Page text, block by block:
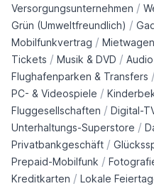
Versorgungsunternehmen /
Grün (Umweltfreundlich) /
Mobilfunkvertrag / Mietwagen
Tickets / Musik & DVD /
Flughafenparken & Transfers /
PC- & Videospiele /
Fluggesellschaften / Digital-
Unterhaltungs-Superstore /
Privatbankgeschäft /
Prepaid-Mobilfunk /
Kreditkarten / Lokale